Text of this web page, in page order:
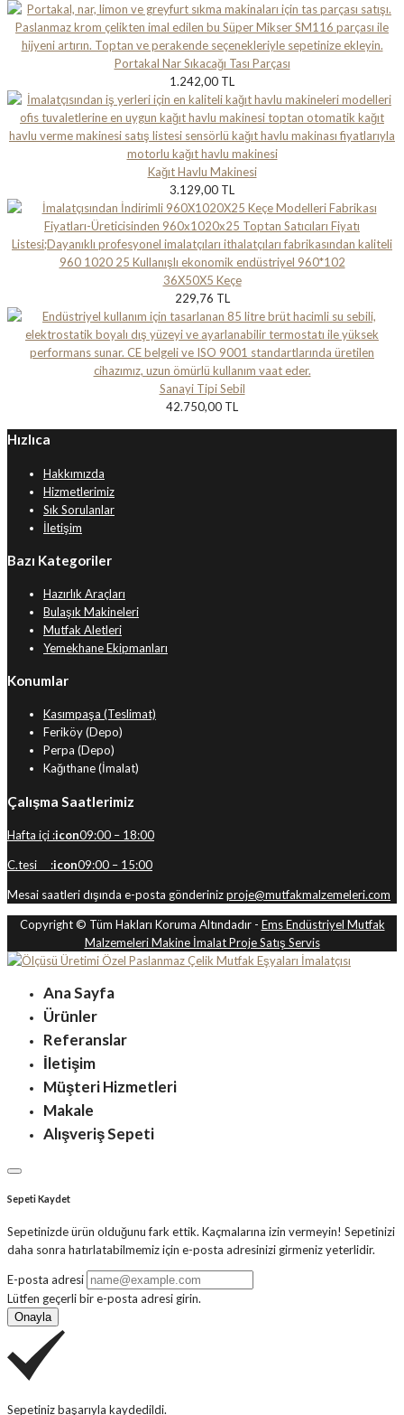
Portakal Nar Sıkacağı Tası Parçası
1.242,00 TL
Kağıt Havlu Makinesi
3.129,00 TL
36X50X5 Keçe
229,76 TL
Sanayi Tipi Sebil
42.750,00 TL
Hızlıca
Hakkımızda
Hizmetlerimiz
Sık Sorulanlar
İletişim
Bazı Kategoriler
Hazırlık Araçları
Bulaşık Makineleri
Mutfak Aletleri
Yemekhane Ekipmanları
Konumlar
Kasımpaşa (Teslimat)
Feriköy (Depo)
Perpa (Depo)
Kağıthane (İmalat)
Çalışma Saatlerimiz
Hafta içi :icon09:00 – 18:00
C.tesi :icon09:00 – 15:00
Mesai saatleri dışında e-posta gönderinizproje@mutfakmalzemeleri.com
Copyright © Tüm Hakları Koruma Altındadır - Ems Endüstriyel Mutfak
Malzemeleri Makine İmalat Proje Satış Servis
Ana Sayfa
Ürünler
Referanslar
İletişim
Müşteri Hizmetleri
Makale
Alışveriş Sepeti
Sepeti Kaydet
Sepetinizde ürün olduğunu fark ettik. Kaçmalarına izin vermeyin! Sepetinizi
daha sonra hatırlatabilmemiz için e-posta adresinizi girmeniz yeterlidir.
E-posta adresi
Lütfen geçerli bir e-posta adresi girin.
Onayla
Sepetiniz başarıyla kaydedildi.